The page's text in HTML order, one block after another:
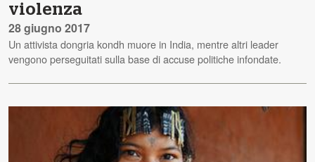
violenza
28 giugno 2017
Un attivista dongria kondh muore in India, mentre altri leader
vengono perseguitati sulla base di accuse politiche infondate.